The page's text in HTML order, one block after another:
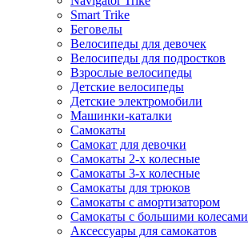
Smart Trike
Беговелы
Велосипеды для девочек
Велосипеды для подростков
Взрослые велосипеды
Детские велосипеды
Детские электромобили
Машинки-каталки
Самокаты
Самокат для девочки
Самокаты 2-х колесные
Самокаты 3-х колесные
Самокаты для трюков
Самокаты с амортизатором
Самокаты с большими колесами
Аксессуары для самокатов